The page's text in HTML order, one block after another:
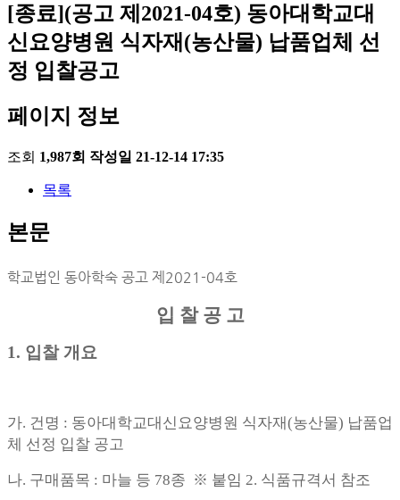
[종료](공고 제2021-04호) 동아대학교대
신요양병원 식자재(농산물) 납품업체 선
정 입찰공고
페이지 정보
조회 1,987회 작성일 21-12-14 17:35
목록
본문
학교법인 동아학숙 공고 제2021-04호
입 찰 공 고
1. 입찰 개요
가. 건명 : 동아대학교대신요양병원 식자재(농산물) 납품업
체 선정 입찰 공고
나. 구매품목 : 마늘 등 78종 ※ 붙임 2. 식품규격서 참조